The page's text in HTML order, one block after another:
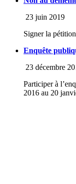
23 juin 2019
Signer la
Enquête
23 décembre
Participer à
2016 au 20